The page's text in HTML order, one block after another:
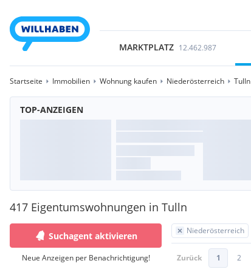
MARKTPLATZ 12.462.987
Startseite Immobilien Wohnung kaufen Niederösterreich Tulln
TOP-ANZEIGEN
417 Eigentumswohnungen in Tulln
Suchagent aktivieren
Neue Anzeigen per Benachrichtigung!
Niederösterreich
Zurück 1 2